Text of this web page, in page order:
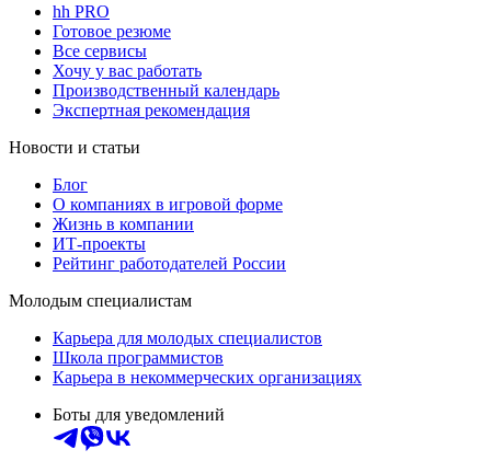
hh PRO
Готовое резюме
Все сервисы
Хочу у вас работать
Производственный календарь
Экспертная рекомендация
Новости и статьи
Блог
О компаниях в игровой форме
Жизнь в компании
ИТ-проекты
Рейтинг работодателей России
Молодым специалистам
Карьера для молодых специалистов
Школа программистов
Карьера в некоммерческих организациях
Боты для уведомлений